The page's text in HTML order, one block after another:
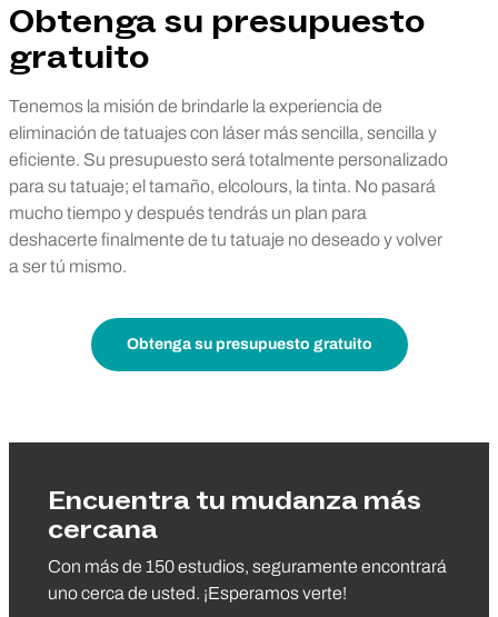
Obtenga su presupuesto
gratuito
Tenemos la misión de brindarle la experiencia de
eliminación de tatuajes con láser más sencilla, sencilla y
eficiente. Su presupuesto será totalmente personalizado
para su tatuaje; el tamaño, elcolours, la tinta. No pasará
mucho tiempo y después tendrás un plan para
deshacerte finalmente de tu tatuaje no deseado y volver
a ser tú mismo.
Obtenga su presupuesto gratuito
Encuentra tu mudanza más
cercana
Con más de 150 estudios, seguramente encontrará
uno cerca de usted. ¡Esperamos verte!